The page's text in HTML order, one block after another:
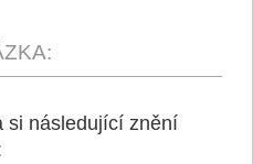
si následující znění